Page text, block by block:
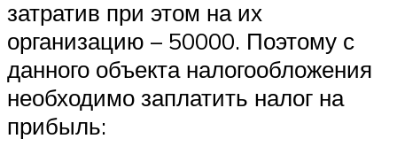
затратив при этом на их
организацию – 50000. Поэтому с
данного объекта налогообложения
необходимо заплатить налог на
прибыль: